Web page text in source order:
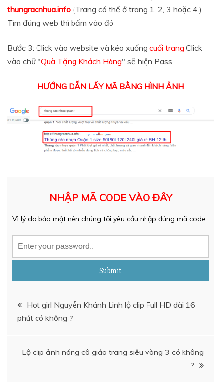
thungracnhua.info (Trang có thể ở trang 1, 2, 3 hoặc 4.)
Tìm đúng web thì bấm vào đó
Bước 3: Click vào website và kéo xuống cuối trang Click
vào chữ "Quà Tặng Khách Hàng" sẽ hiện Pass
HƯỚNG DẪN LẤY MÃ BẰNG HÌNH ẢNH
NHẬP MÃ CODE VÀO ĐÂY
Vì lý do bảo mật nên chúng tôi yêu cầu nhập đúng mã code
Submit
Điều
hướng
bài
Hot girl Nguyễn Khánh Linh lộ clip Full HD dài 16
phút có không ?
Lộ clip ảnh nóng cô giáo trang siêu vòng 3 có không
?